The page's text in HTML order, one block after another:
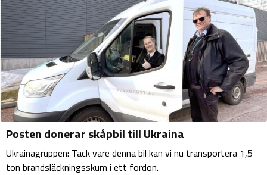
Posten donerar skåpbil till Ukraina
Ukrainagruppen: Tack vare denna bil kan vi nu transportera 1,5
ton brandsläckningsskum i ett fordon.